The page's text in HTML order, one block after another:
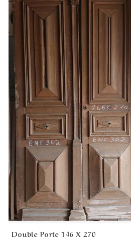
Add to cart
Double Porte 146 X 270